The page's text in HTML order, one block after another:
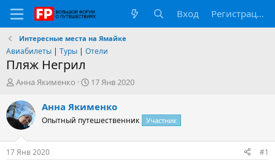
Вход Регистрация
Интересные места на Ямайке
Авиабилеты | Туры | Отели
Пляж Негрил
А
т
о
р
т
е
м
Анна Якименко
Д
т
н
а
17 Янв 2020
Анна Якименко
Опытный путешественник Участник
17 Янв 2020 #1